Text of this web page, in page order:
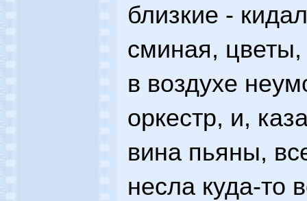
близкие -
сминая,
в воздухе
оркестр, и,
вина пьяны,
несла куда-то